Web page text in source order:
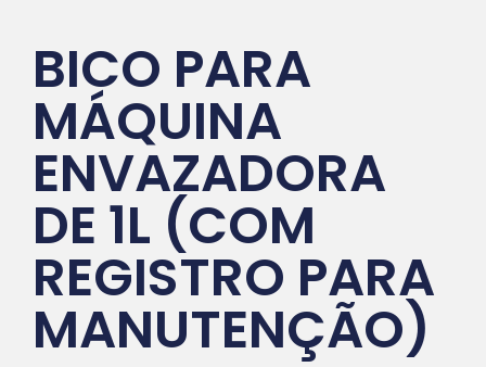
BICO PARA
MÁQUINA
ENVAZADORA
DE 1L (COM
REGISTRO PARA
MANUTENÇÃO)